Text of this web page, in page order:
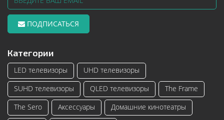
ПОДПИСАТЬСЯ
Категории
LED телевизоры
UHD телевизоры
SUHD телевизоры
QLED телевизоры
The Frame
The Sero
Аксессуары
Домашние кинотеатры